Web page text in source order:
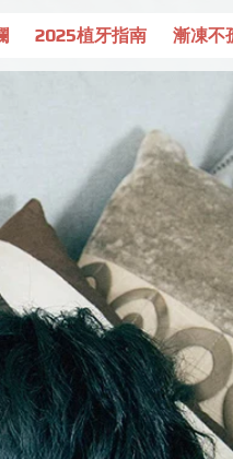
漸凍不孤單 愛不沾黏